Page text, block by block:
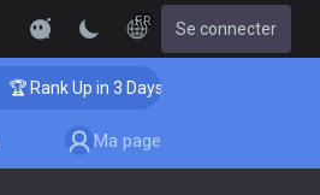
FR Se connecter
Rank Up in 3 Days! Challenger Coaching
Ma page